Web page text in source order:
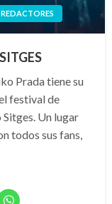
REDACTORES
Prada tiene su
festival de
Un lugar
todos sus fans,